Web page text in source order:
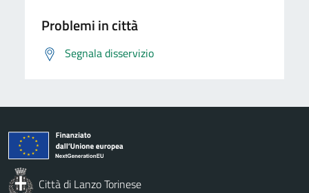
Problemi in città
Segnala disservizio
Città di Lanzo Torinese